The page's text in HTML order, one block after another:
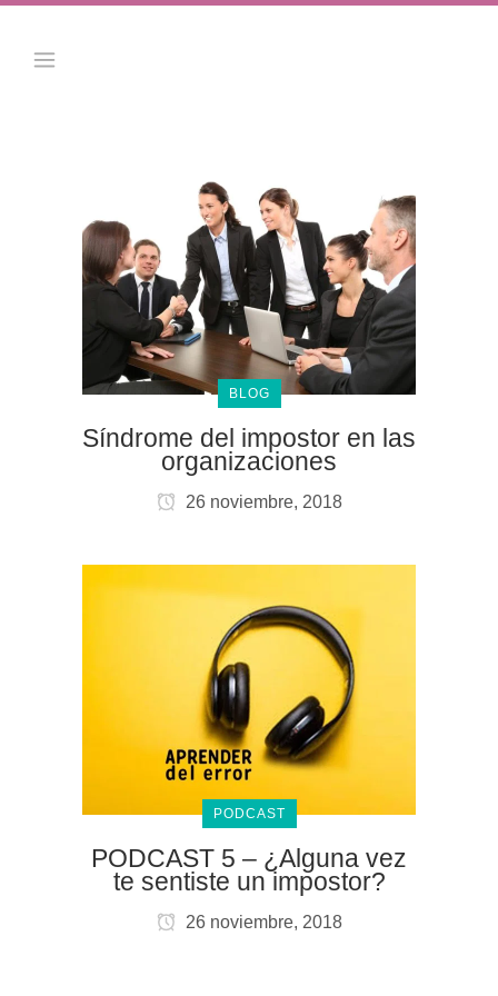
BLOG
Síndrome del impostor en las
organizaciones
26 noviembre, 2018
PODCAST
PODCAST 5 – ¿Alguna vez
te sentiste un impostor?
26 noviembre, 2018